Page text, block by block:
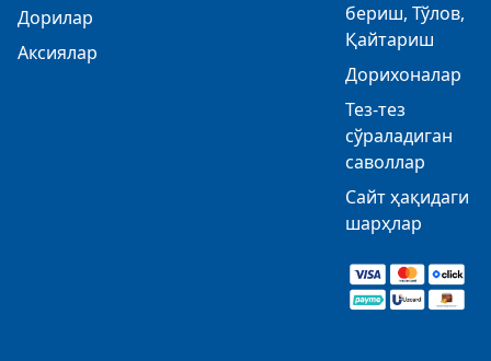
Дорилар
Аксиялар
бериш, Тўлов,
Қайтариш
Дорихоналар
Тез-тез
сўраладиган
саволлар
Сайт ҳақидаги
шарҳлар